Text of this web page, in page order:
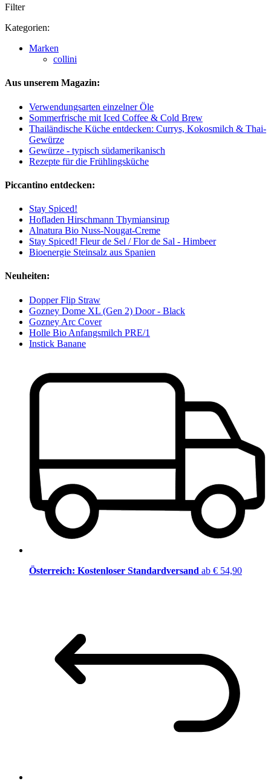
Filter
Kategorien:
Marken
collini
Aus unserem Magazin:
Verwendungsarten einzelner Öle
Sommerfrische mit Iced Coffee & Cold Brew
Thailändische Küche entdecken: Currys, Kokosmilch & Thai-
Gewürze
Gewürze - typisch südamerikanisch
Rezepte für die Frühlingsküche
Piccantino entdecken:
Stay Spiced!
Hofladen Hirschmann Thymiansirup
Alnatura Bio Nuss-Nougat-Creme
Stay Spiced! Fleur de Sel / Flor de Sal - Himbeer
Bioenergie Steinsalz aus Spanien
Neuheiten:
Dopper Flip Straw
Gozney Dome XL (Gen 2) Door - Black
Gozney Arc Cover
Holle Bio Anfangsmilch PRE/1
Instick Banane
Österreich: Kostenloser Standardversand ab € 54,90